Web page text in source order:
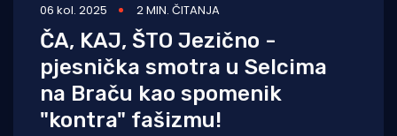
06 kol. 2025 2 MIN. ČITANJA
ČA, KAJ, ŠTO Jezično -
pjesnička smotra u Selcima
na Braču kao spomenik
"kontra" fašizmu!